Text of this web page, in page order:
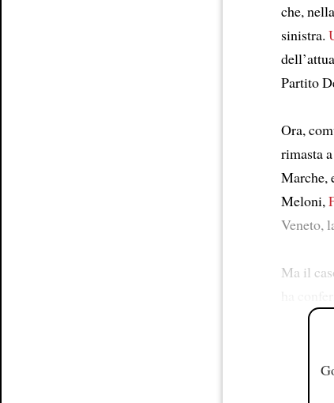
che,
sinistra.
Partito
Ora,
rimasta
Marche,
Meloni,
Veneto,
Ma il